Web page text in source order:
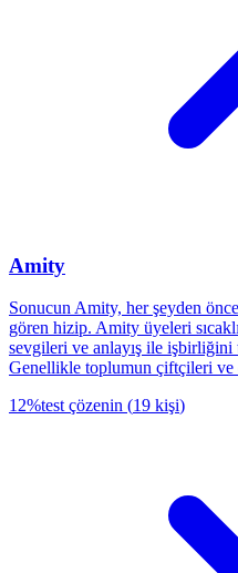
Amity
Sonucun Amity, her şeyden
gören hizip. Amity üyeleri
sevgileri ve anlayış ile
Genellikle toplumun çiftçileri ve
12%test çözenin (19 kişi)